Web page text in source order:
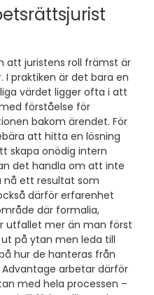
att juristens roll främst är
praktiken är det bara en
värdet ligger ofta i att
förståelse för
bakom ärendet. För
att hitta en lösning
skapa onödig intern
det handla om att inte
nå ett resultat som
därför erfarenhet
där formalia,
utfallet mer än man först
på ytan men leda till
hur de hanteras från
arbetar därför
med hela processen –